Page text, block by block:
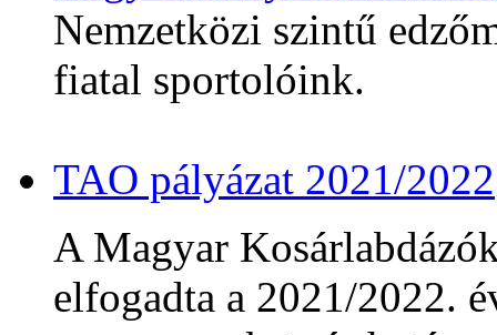
Nemzetközi szintű
fiatal sportolóink.
TAO pályázat 2021/2022
A Magyar
elfogadta a 2021/2022.